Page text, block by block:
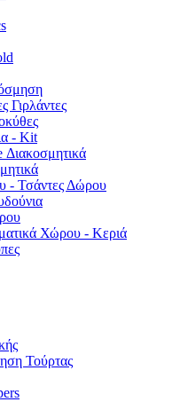
Γιρλάντες
- Kit
- Τσάντες Δώρου
Χώρου - Κεριά
Τούρτας